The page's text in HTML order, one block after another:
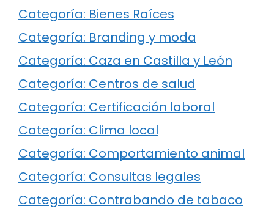
Categoría: Bienes Raíces
Categoría: Branding y moda
Categoría: Caza en Castilla y León
Categoría: Centros de salud
Categoría: Certificación laboral
Categoría: Clima local
Categoría: Comportamiento animal
Categoría: Consultas legales
Categoría: Contrabando de tabaco